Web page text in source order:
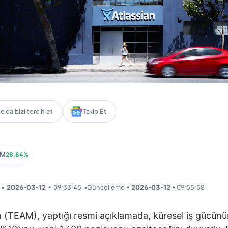
bizi tercih et Takip Et
28,84%
2026-03-12 • 09:33:45 •Güncelleme • 2026-03-12 • 09:55:58
(TEAM), yaptığı resmi açıklamada, küresel iş